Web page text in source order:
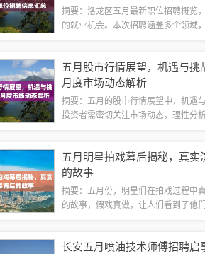
摘要：洛龙区五月最新职位招聘概览
的就业机会。本次招聘涵盖多个领域
配。求职者可以通过此机会寻找适合自
五月股市行情展望，机遇与挑
月度市场动态解析
摘要：五月的股市行情展望中，机遇
投资者需密切关注市场动态，理性分
策略，以实现收益最大化。五月股市
五月明星拍戏幕后揭秘，真实
的故事
摘要：五月份，明星们在拍戏过程中
的故事，假戏真做，让人们看到了他
人的表演。真实情感与戏剧的深情碰
长安五月喷油技术师傅招聘启